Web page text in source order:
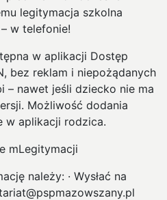
legitymacja szkolna
w telefonie!
w aplikacji Dostęp
bez reklam i niepożądanych
– nawet jeśli dziecko nie ma
Możliwość dodania
w aplikacji rodzica.
mLegitymacji
należy: · Wysłać na